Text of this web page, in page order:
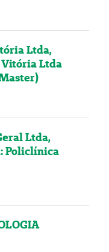
Ltda,
Vitória Ltda
Ltda,
Policlínica